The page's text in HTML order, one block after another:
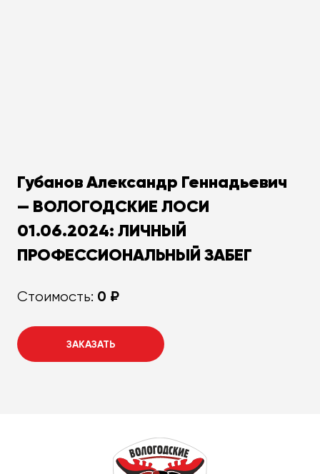
Губанов Александр Геннадьевич
— ВОЛОГОДСКИЕ ЛОСИ
01.06.2024: ЛИЧНЫЙ
ПРОФЕССИОНАЛЬНЫЙ ЗАБЕГ
Стоимость: 0 ₽
ЗАКАЗАТЬ